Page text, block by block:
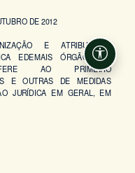
DE 2012
E ATRIBUIÇÕES
EDEMAIS ÓRGÃOS DE
AO PRIMEIRO
E OUTRAS DE MEDIDAS
JURÍDICA EM GERAL, EM